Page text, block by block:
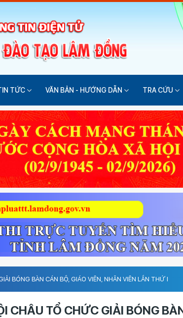
TỨC VĂN BẢN - HƯỚNG DẪN TRA CỨU
BÓNG BÀN CÁN BỘ, GIÁO VIÊN, NHÂN VIÊN LẦN THỨ I
CHÂU TỔ CHỨC GIẢI BÓNG